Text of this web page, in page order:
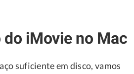
iMovie no Mac
suficiente em disco, vamos